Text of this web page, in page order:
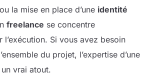
la mise en place d’une identité
freelance se concentre
l’exécution. Si vous avez besoin
du projet, l’expertise d’une
vrai atout.